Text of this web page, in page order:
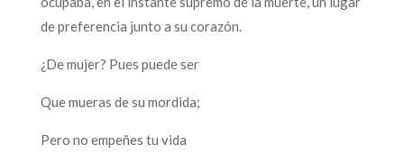
de preferencia junto a su corazón.
¿De mujer? Pues puede ser
Que mueras de su mordida;
Pero no empeñes tu vida